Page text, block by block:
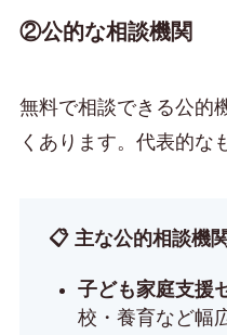
②公的な相談機関
無料で相談できる公的
くあります。代表的な
📋 主な公的相談機関
子ども家庭支援
校・養育など幅